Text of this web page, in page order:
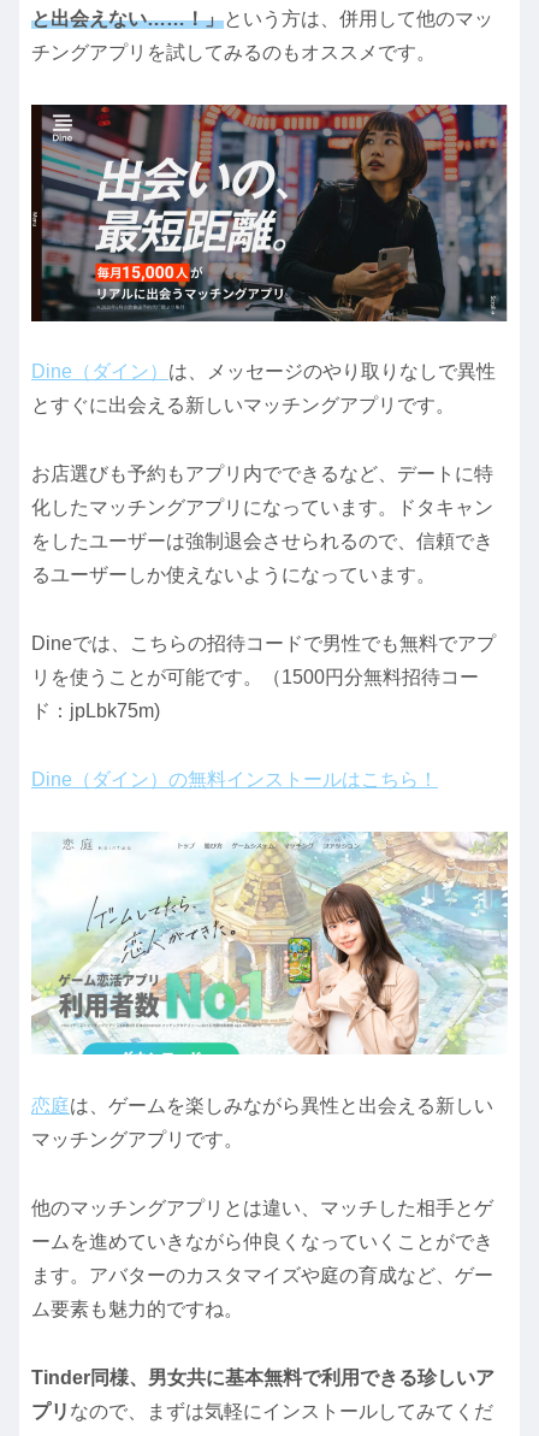
と出会えない……！」という方は、併用して他のマッ
チングアプリを試してみるのもオススメです。
Dine（ダイン） は、メッセージのやり取りなしで異性
とすぐに出会える新しいマッチングアプリです。
お店選びも予約もアプリ内でできるなど、デートに特
化したマッチングアプリになっています。ドタキャン
をしたユーザーは強制退会させられるので、信頼でき
るユーザーしか使えないようになっています。
Dineでは、こちらの招待コードで男性でも無料でアプ
リを使うことが可能です。（1500円分無料招待コー
ド：jpLbk75m)
Dine（ダイン）の無料インストールはこちら！
恋庭は、ゲームを楽しみながら異性と出会える新しい
マッチングアプリです。
他のマッチングアプリとは違い、マッチした相手とゲ
ームを進めていきながら仲良くなっていくことができ
ます。アバターのカスタマイズや庭の育成など、ゲー
ム要素も魅力的ですね。
Tinder同様、男女共に基本無料で利用できる珍しいア
プリ なので、まずは気軽にインストールしてみてくだ